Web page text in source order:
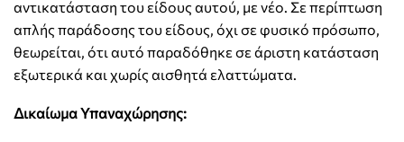
αντικατάσταση του είδους αυτού, με νέο. Σε περίπτωση
απλής παράδοσης του είδους, όχι σε φυσικό πρόσωπο,
θεωρείται, ότι αυτό παραδόθηκε σε άριστη κατάσταση
εξωτερικά και χωρίς αισθητά ελαττώματα.
Δικαίωμα Υπαναχώρησης: